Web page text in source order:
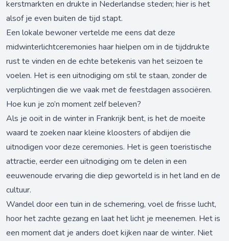
kerstmarkten en drukte in Nederlandse steden; hier is het
alsof je even buiten de tijd stapt.
Een lokale bewoner vertelde me eens dat deze
midwinterlichtceremonies haar hielpen om in de tijddrukte
rust te vinden en de echte betekenis van het seizoen te
voelen. Het is een uitnodiging om stil te staan, zonder de
verplichtingen die we vaak met de feestdagen associëren.
Hoe kun je zo’n moment zelf beleven?
Als je ooit in de winter in Frankrijk bent, is het de moeite
waard te zoeken naar kleine kloosters of abdijen die
uitnodigen voor deze ceremonies. Het is geen toeristische
attractie, eerder een uitnodiging om te delen in een
eeuwenoude ervaring die diep geworteld is in het land en de
cultuur.
Wandel door een tuin in de schemering, voel de frisse lucht,
hoor het zachte gezang en laat het licht je meenemen. Het is
een moment dat je anders doet kijken naar de winter. Niet